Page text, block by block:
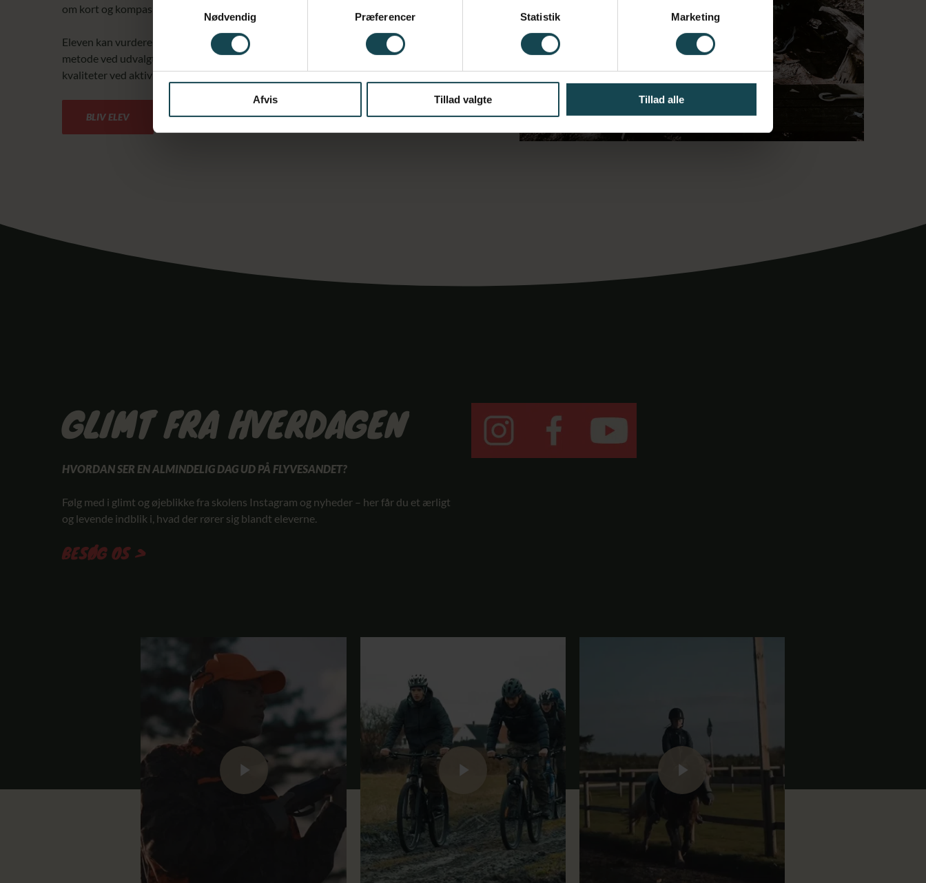
Nødvendig
Præferencer Statistik Marketing
Afvis Tillad valgte Tillad alle
om kort og kompas samt korrekt beklædning i forhold til aktivitet, terræn og årstid.
Eleven kan vurdere risici ved friluftsliv i og på vand, samt udføre korrekt teknik og
metode ved udvalgt friluftslivsaktivitet i eller på vand. Eleven har viden om
kvaliteter ved aktiviteter i og på vand og kan planlægge friluftsliv på eller i vand.
BLIV ELEV
GLIMT FRA HVERDAGEN
HVORDAN SER EN ALMINDELIG DAG UD PÅ FLYVESANDET?
Følg med i glimt og øjeblikke fra skolens Instagram og nyheder – her får du et ærligt
og levende indblik i, hvad der rører sig blandt eleverne.
BESØG OS >
Play Video Play Video Play Video